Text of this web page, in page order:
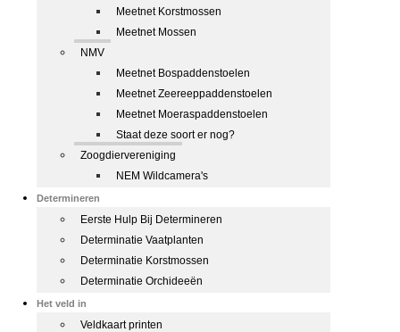
Meetnet Korstmossen
Meetnet Mossen
NMV
Meetnet Bospaddenstoelen
Meetnet Zeereeppaddenstoelen
Meetnet Moeraspaddenstoelen
Staat deze soort er nog?
Zoogdiervereniging
NEM Wildcamera's
Determineren
Eerste Hulp Bij Determineren
Determinatie Vaatplanten
Determinatie Korstmossen
Determinatie Orchideeën
Het veld in
Veldkaart printen